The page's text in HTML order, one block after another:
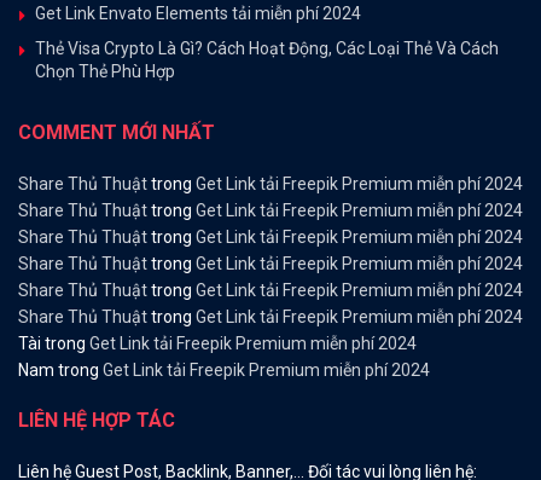
Get Link Envato Elements tải miễn phí 2024
Thẻ Visa Crypto Là Gì? Cách Hoạt Động, Các Loại Thẻ Và Cách
Chọn Thẻ Phù Hợp
COMMENT MỚI NHẤT
Share Thủ Thuậttrong Get Link tải Freepik Premium miễn phí 2024
Share Thủ Thuậttrong Get Link tải Freepik Premium miễn phí 2024
Share Thủ Thuậttrong Get Link tải Freepik Premium miễn phí 2024
Share Thủ Thuậttrong Get Link tải Freepik Premium miễn phí 2024
Share Thủ Thuậttrong Get Link tải Freepik Premium miễn phí 2024
Share Thủ Thuậttrong Get Link tải Freepik Premium miễn phí 2024
Tài trong Get Link tải Freepik Premium miễn phí 2024
Nam trong Get Link tải Freepik Premium miễn phí 2024
LIÊN HỆ HỢP TÁC
Liên hệ Guest Post, Backlink, Banner,… Đối tác vui lòng liên hệ: